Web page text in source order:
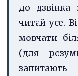
до дзвінка
читай усе.
мовчати
(для